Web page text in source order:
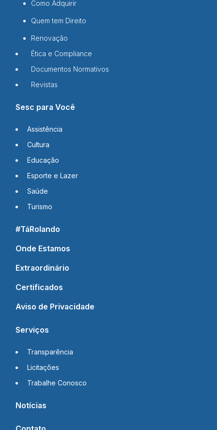
Como Adquirir
Quem tem Direito
Renovação
Ética e Compliance
Documentos Normativos
Revistas
Sesc para Você
Assistência
Cultura
Educação
Esporte e Lazer
Saúde
Turismo
#TáRolando
Onde Estamos
Extraordinário
Certificados
Aviso de Privacidade
Serviços
Transparência
Licitações
Trabalhe Conosco
Notícias